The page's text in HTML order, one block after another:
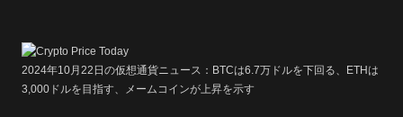
2024年10月22日の仮想通貨ニュース：BTCは6.7万ドルを下回る、ETHは
3,000ドルを目指す、メームコインが上昇を示す